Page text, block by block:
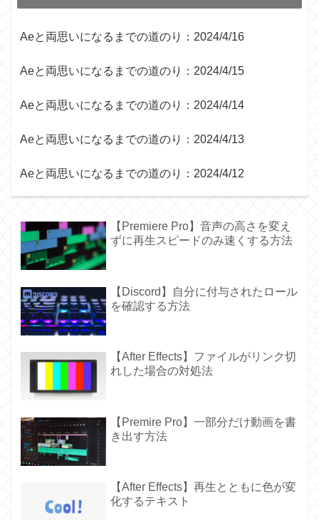
Aeと両思いになるまでの道のり：2024/4/16
Aeと両思いになるまでの道のり：2024/4/15
Aeと両思いになるまでの道のり：2024/4/14
Aeと両思いになるまでの道のり：2024/4/13
Aeと両思いになるまでの道のり：2024/4/12
【Premiere Pro】音声の高さを変え
ずに再生スピードのみ速くする方法
【Discord】自分に付与されたロール
を確認する方法
【After Effects】ファイルがリンク切
れした場合の対処法
【Premire Pro】一部分だけ動画を書
き出す方法
【After Effects】再生とともに色が変
化するテキスト